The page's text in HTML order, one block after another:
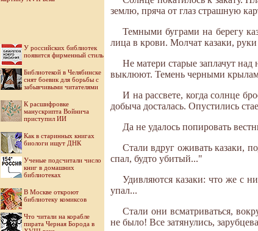
У российских библиотек
появится фирменный стиль
Библиотекой в Челябинске
снят боевик для борьбы с
забывчивыми читателями
К расшифровке
манускрипта Войнича
приступил ИИ
Как в старинных книгах
биологи ищут ДНК
Ученые подсчитали число
книг в домашних
библиотеках
В Москве откроют
библиотеку комиксов
Что читали на корабле
пирата Черная Борода в
землю, пряча от глаз страшную
Темными буграми на берегу
лица в крови. Молчат казаки,
Не матери старые заплачут
выклюют. Темень черными
И на рассвете, когда солнце
добыча досталась. Опустились
Да не удалось попировать
Стали вдруг оживать казаки,
спал, будто убитый..."
Удивляются казаки: что же с
упал...
Стали они всматриваться,
не было! Все затянулись,